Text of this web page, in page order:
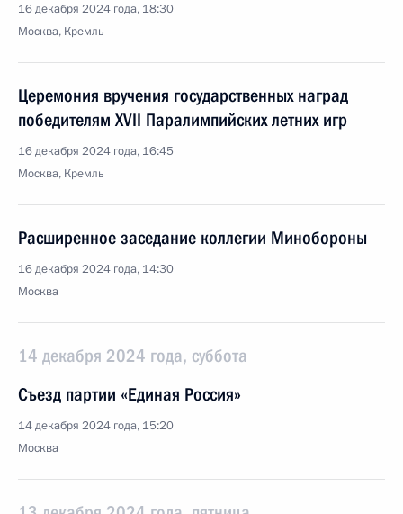
16 декабря 2024 года, 18:30
Москва, Кремль
Церемония вручения государственных наград
победителям ХVII Паралимпийских летних игр
16 декабря 2024 года, 16:45
Москва, Кремль
Расширенное заседание коллегии Минобороны
16 декабря 2024 года, 14:30
Москва
14 декабря 2024 года, суббота
Съезд партии «Единая Россия»
14 декабря 2024 года, 15:20
Москва